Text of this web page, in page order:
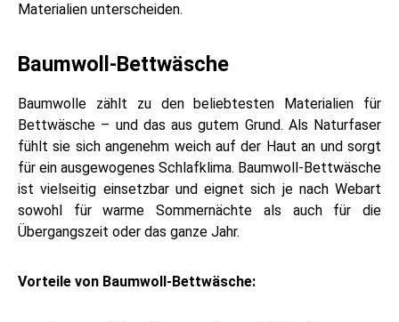
Materialien unterscheiden.
Baumwoll-Bettwäsche
Baumwolle zählt zu den beliebtesten Materialien für
Bettwäsche – und das aus gutem Grund. Als Naturfaser
fühlt sie sich angenehm weich auf der Haut an und sorgt
für ein ausgewogenes Schlafklima. Baumwoll-Bettwäsche
ist vielseitig einsetzbar und eignet sich je nach Webart
sowohl für warme Sommernächte als auch für die
Übergangszeit oder das ganze Jahr.
Vorteile von Baumwoll-Bettwäsche: